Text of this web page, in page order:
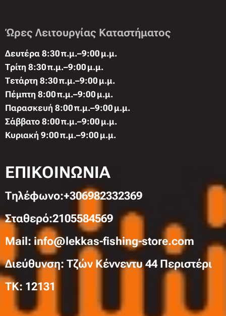
Ώρες Λειτουργίας Καταστήματος
Δευτέρα 8:30 π.μ.–9:00 μ.μ.
Τρίτη 8:30 π.μ.–9:00 μ.μ.
Τετάρτη 8:30 π.μ.–9:00 μ.μ.
Πέμπτη 8:00 π.μ.–9:00 μ.μ.
Παρασκευή 8:00 π.μ.–9:00 μ.μ.
Σάββατο 8:00 π.μ.–9:00 μ.μ.
Κυριακή 9:00 π.μ.–9:00 μ.μ.
ΕΠΙΚΟΙΝΩΝΙΑ
Τηλέφωνo:+306982332369
Σταθερό:2105584569
Mail: info@lekkas-fishing-store.com
Διεύθυνση: Τζών Κέννεντυ 44 Περιστέρι
TK: 12131